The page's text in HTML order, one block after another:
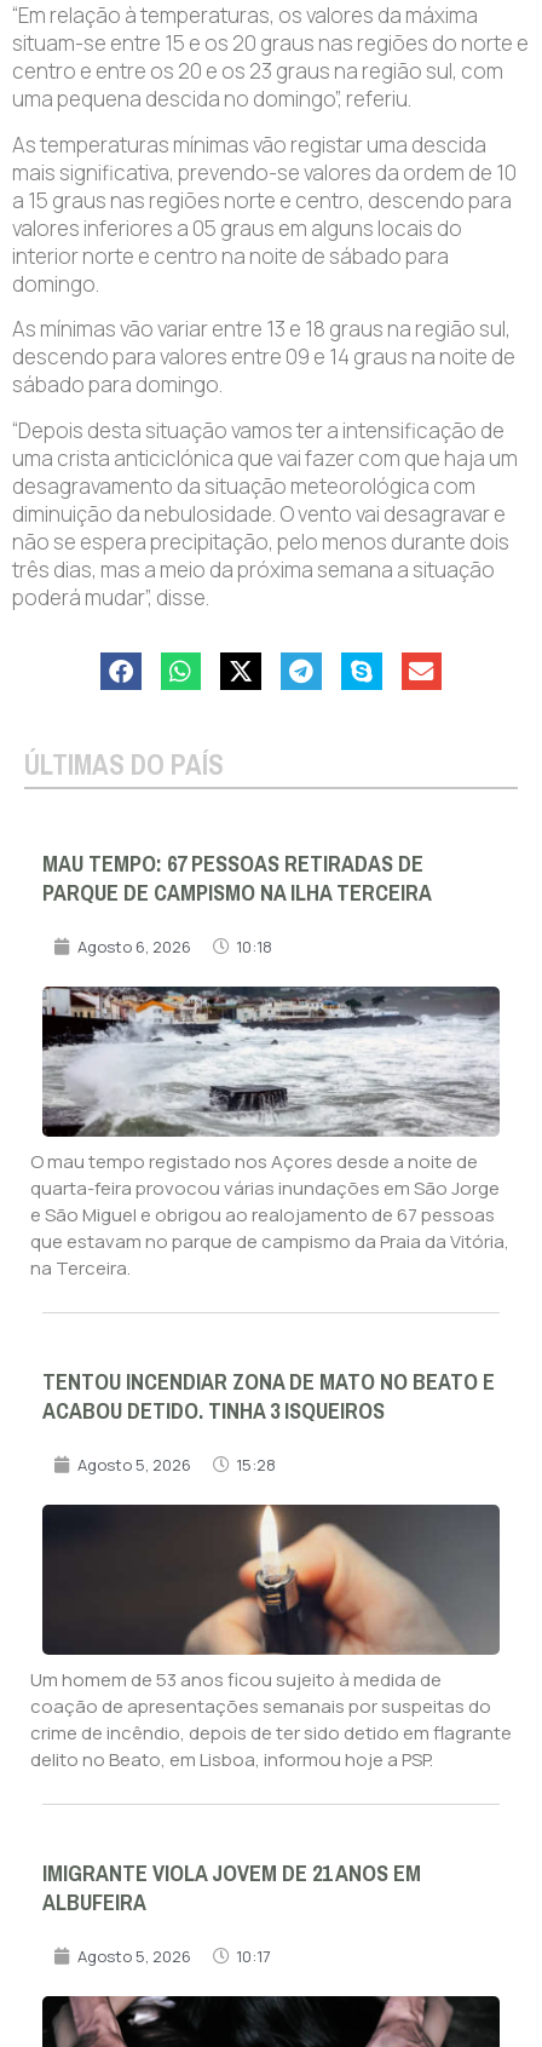
“Em relação à temperaturas, os valores da máxima
situam-se entre 15 e os 20 graus nas regiões do norte e
centro e entre os 20 e os 23 graus na região sul, com
uma pequena descida no domingo”, referiu.
As temperaturas mínimas vão registar uma descida
mais significativa, prevendo-se valores da ordem de 10
a 15 graus nas regiões norte e centro, descendo para
valores inferiores a 05 graus em alguns locais do
interior norte e centro na noite de sábado para
domingo.
As mínimas vão variar entre 13 e 18 graus na região sul,
descendo para valores entre 09 e 14 graus na noite de
sábado para domingo.
“Depois desta situação vamos ter a intensificação de
uma crista anticiclónica que vai fazer com que haja um
desagravamento da situação meteorológica com
diminuição da nebulosidade. O vento vai desagravar e
não se espera precipitação, pelo menos durante dois
três dias, mas a meio da próxima semana a situação
poderá mudar”, disse.
ÚLTIMAS DO PAÍS
MAU TEMPO: 67 PESSOAS RETIRADAS DE
PARQUE DE CAMPISMO NA ILHA TERCEIRA
Agosto 6, 2026 10:18
O mau tempo registado nos Açores desde a noite de
quarta-feira provocou várias inundações em São Jorge
e São Miguel e obrigou ao realojamento de 67 pessoas
que estavam no parque de campismo da Praia da Vitória,
na Terceira.
TENTOU INCENDIAR ZONA DE MATO NO BEATO E
ACABOU DETIDO. TINHA 3 ISQUEIROS
Agosto 5, 2026 15:28
Um homem de 53 anos ficou sujeito à medida de
coação de apresentações semanais por suspeitas do
crime de incêndio, depois de ter sido detido em flagrante
delito no Beato, em Lisboa, informou hoje a PSP.
IMIGRANTE VIOLA JOVEM DE 21 ANOS EM
ALBUFEIRA
Agosto 5, 2026 10:17